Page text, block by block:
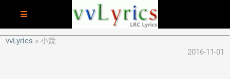
vvLyrics
小銳
2016-11-01